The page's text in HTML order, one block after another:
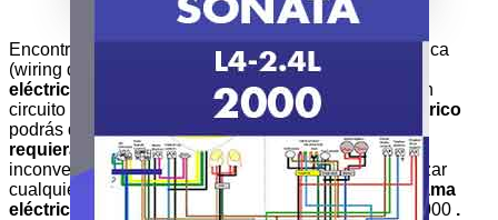
Compra Segura
Encontrarás información sobre la representación gráfica
(wiring diagram en inglés) de los diferentes
eléctricos
y sus componentes o si estás buscando un
circuito eléctrico en específico. En estesistema eléctrico
podrás detallar las
interconexiones en el plano que
requieras para resolver o solucionarcualquier
inconveniente en el circuito del vehículo, o para realizar
cualquier consulta de cómo está constituido eldiagrama
eléctrico
del vehículo HYUNDAI SONATA L4-2.4L 2000 .